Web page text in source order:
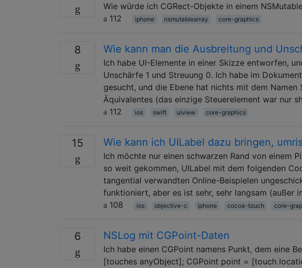
Wie würde ich CGRect-Objekte in einem
112
iphone nsmutablearray core-graphics
8 Wie kann man die Ausbreitung und
Ich habe UI-Elemente in einer Skizze entworfen,
Unschärfe 1 und Streuung 0. Ich habe im
gesucht, und die Ebene hat nichts mit dem
Äquivalentes (das einzige Steuerelement war nur
112
ios swift uiview core-graphics
15 Wie kann ich UILabel dazu bringen,
Ich möchte nur einen schwarzen Rand von einem
so weit gekommen, UILabel mit dem folgenden
tangential verwandten Online-Beispielen
funktioniert, aber es ist sehr, sehr langsam (außer
108
ios objective-c iphone cocoa-touch core-
6 NSLog mit CGPoint-Daten
Ich habe einen CGPoint namens Punkt, dem eine
[touches anyObject]; CGPoint point = [touch